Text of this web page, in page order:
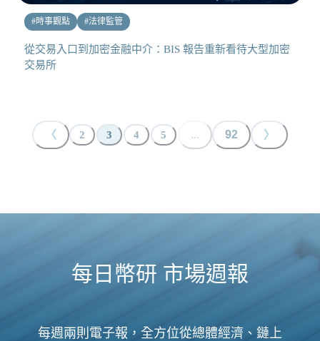
#時事觀點 #法律監管
從交易入口到加密金融中介：BIS 報告重新看待大型加密
交易所
〈 2 3 4 5 ... 92 〉
每日幣研 市場週報
每週兩則電子報，全方位從總體經濟、鏈上